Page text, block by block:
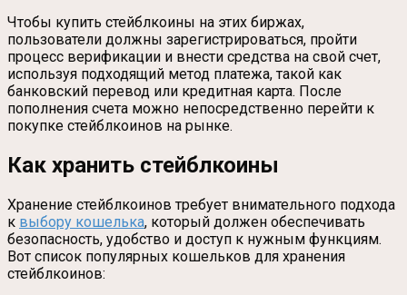
Чтобы купить стейблкоины на этих биржах,
пользователи должны зарегистрироваться, пройти
процесс верификации и внести средства на свой счет,
используя подходящий метод платежа, такой как
банковский перевод или кредитная карта. После
пополнения счета можно непосредственно перейти к
покупке стейблкоинов на рынке.
Как хранить стейблкоины
Хранение стейблкоинов требует внимательного подхода
к выбору кошелька, который должен обеспечивать
безопасность, удобство и доступ к нужным функциям.
Вот список популярных кошельков для хранения
стейблкоинов: